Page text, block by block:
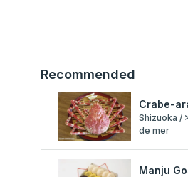
Recommended
Crabe-
Shizuoka /
de mer
Manju